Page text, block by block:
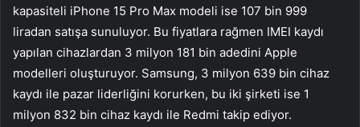
kapasiteli iPhone 15 Pro Max modeli ise 107 bin 999
liradan satışa sunuluyor. Bu fiyatlara rağmen IMEI kaydı
yapılan cihazlardan 3 milyon 181 bin adedini Apple
modelleri oluşturuyor. Samsung, 3 milyon 639 bin cihaz
kaydı ile pazar liderliğini korurken, bu iki şirketi ise 1
milyon 832 bin cihaz kaydı ile Redmi takip ediyor.